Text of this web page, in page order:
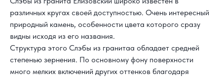
различных кругах своей доступностью. Очень интересный
природный камень, особенности цвета которого сразу
видны исходя из его названия.
Структура этого Слэбы из гранитаа обладает средней
степенью зернения. По основному фону поверхности
много мелких включений других оттенков благодаря